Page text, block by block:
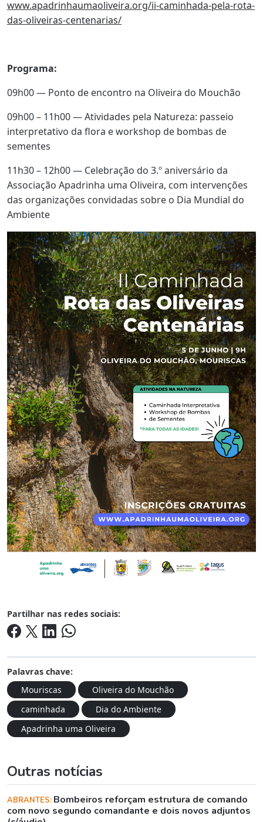
www.apadrinhaumaoliveira.org/ii-caminhada-pela-rota-
das-oliveiras-centenarias/
Programa:
09h00 — Ponto de encontro na Oliveira do Mouchão
09h00 – 11h00 — Atividades pela Natureza: passeio
interpretativo da flora e workshop de bombas de
sementes
11h30 – 12h00 — Celebração do 3.º aniversário da
Associação Apadrinha uma Oliveira, com intervenções
das organizações convidadas sobre o Dia Mundial do
Ambiente
Partilhar nas redes sociais:
Palavras chave:
Mouriscas
Oliveira do Mouchão
caminhada
Dia do Ambiente
Apadrinha uma Oliveira
Outras notícias
ABRANTES: Bombeiros reforçam estrutura de comando
com novo segundo comandante e dois novos adjuntos